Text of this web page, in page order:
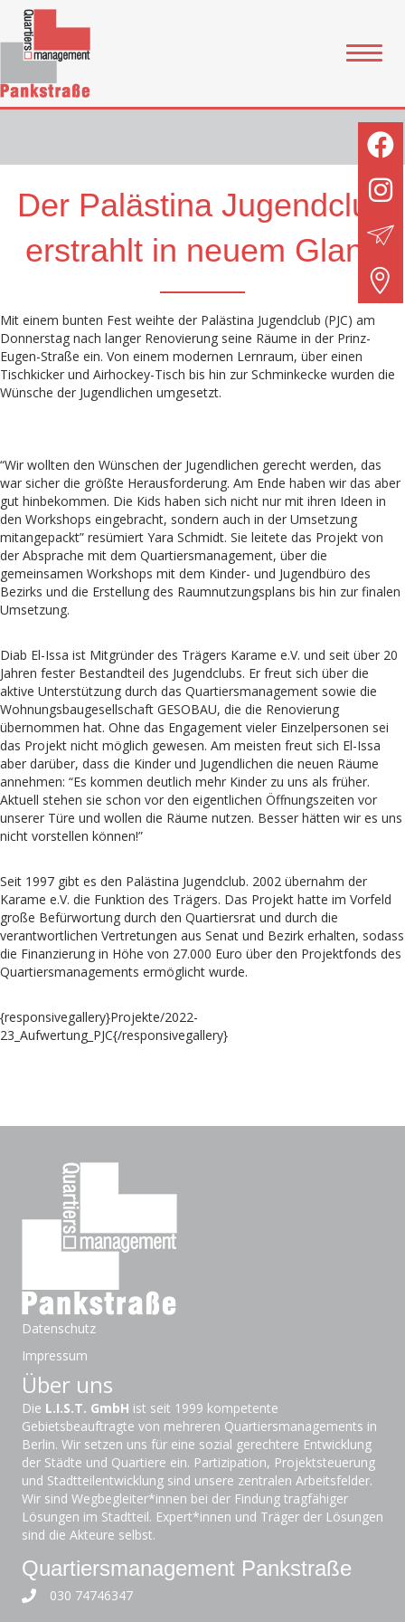
Der Palästina Jugendclub
erstrahlt in neuem Glanz
Mit einem bunten Fest weihte der Palästina Jugendclub (PJC) am
Donnerstag nach langer Renovierung seine Räume in der Prinz-
Eugen-Straße ein. Von einem modernen Lernraum, über einen
Tischkicker und Airhockey-Tisch bis hin zur Schminkecke wurden die
Wünsche der Jugendlichen umgesetzt.
“Wir wollten den Wünschen der Jugendlichen gerecht werden, das
war sicher die größte Herausforderung. Am Ende haben wir das aber
gut hinbekommen. Die Kids haben sich nicht nur mit ihren Ideen in
den Workshops eingebracht, sondern auch in der Umsetzung
mitangepackt” resümiert Yara Schmidt. Sie leitete das Projekt von
der Absprache mit dem Quartiersmanagement, über die
gemeinsamen Workshops mit dem Kinder- und Jugendbüro des
Bezirks und die Erstellung des Raumnutzungsplans bis hin zur finalen
Umsetzung.
Diab El-Issa ist Mitgründer des Trägers Karame e.V. und seit über 20
Jahren fester Bestandteil des Jugendclubs. Er freut sich über die
aktive Unterstützung durch das Quartiersmanagement sowie die
Wohnungsbaugesellschaft GESOBAU, die die Renovierung
übernommen hat. Ohne das Engagement vieler Einzelpersonen sei
das Projekt nicht möglich gewesen. Am meisten freut sich El-Issa
aber darüber, dass die Kinder und Jugendlichen die neuen Räume
annehmen: “Es kommen deutlich mehr Kinder zu uns als früher.
Aktuell stehen sie schon vor den eigentlichen Öffnungszeiten vor
unserer Türe und wollen die Räume nutzen. Besser hätten wir es uns
nicht vorstellen können!”
Seit 1997 gibt es den Palästina Jugendclub. 2002 übernahm der
Karame e.V. die Funktion des Trägers. Das Projekt hatte im Vorfeld
große Befürwortung durch den Quartiersrat und durch die
verantwortlichen Vertretungen aus Senat und Bezirk erhalten, sodass
die Finanzierung in Höhe von 27.000 Euro über den Projektfonds des
Quartiersmanagements ermöglicht wurde.
{responsivegallery}Projekte/2022-
23_Aufwertung_PJC{/responsivegallery}
Datenschutz
Impressum
Über uns
Die L.I.S.T. GmbH ist seit 1999 kompetente
Gebietsbeauftragte von mehreren Quartiersmanagements in
Berlin. Wir setzen uns für eine sozial gerechtere Entwicklung
der Städte und Quartiere ein. Partizipation, Projektsteuerung
und Stadtteilentwicklung sind unsere zentralen Arbeitsfelder.
Wir sind Wegbegleiter*innen bei der Findung tragfähiger
Lösungen im Stadtteil. Expert*innen und Träger der Lösungen
sind die Akteure selbst.
Quartiersmanagement Pankstraße
030 74746347